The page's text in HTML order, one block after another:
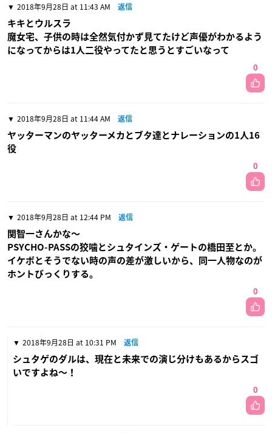
2018年9月28日 at 11:43 AM 返信
キキとウルスラ
魔女宅、子供の時は全然気付かず見てたけど声優がわかるよう
になってからは1人二役やってたと思うとすごいなって
0
2018年9月28日 at 11:44 AM 返信
ヤッターマンのヤッターメカとブタ達とナレーションの1人16
役
0
2018年9月28日 at 12:44 PM 返信
関智一さんかな〜
PSYCHO-PASSの狡噛とシュタインズ・ゲートの橋田至とか。
イケボとそうでない時の声の差が激しいから、同一人物なのが
ホントびっくりする。
0
2018年9月28日 at 10:31 PM 返信
シュタゲのダルは、現在と未来での演じ分けもあるからスゴ
いですよね〜！
0